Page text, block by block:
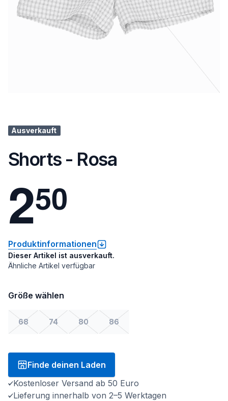
Ausverkauft
Shorts - Rosa
250
Produktinformationen
Dieser Artikel ist ausverkauft.
Ähnliche Artikel verfügbar
Größe wählen
68 74 80 86
Finde deinen Laden
Kostenloser Versand ab 50 Euro
Lieferung innerhalb von 2–5 Werktagen